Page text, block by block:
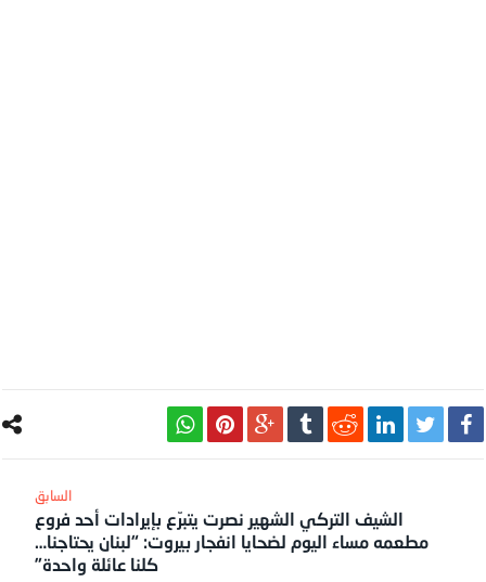
الشيف التركي الشهير نصرت يتبرّع بإيرادات أحد فروع
مطعمه مساء اليوم لضحايا انفجار بيروت: “لبنان يحتاجنا…
كلنا عائلة واحدة”